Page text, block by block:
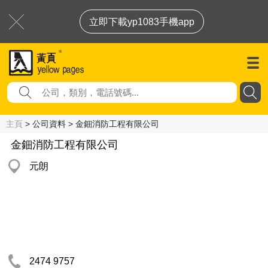
立即下載yp1083手機app
主頁 > 公司資料 > 金鈿消防工程有限公司
金鈿消防工程有限公司
元朗
2474 9757